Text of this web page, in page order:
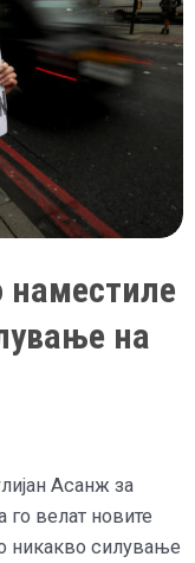
наместиле
на
Асанж за
велат новите
никакво силување